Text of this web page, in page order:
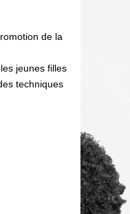
de la
jeunes filles
techniques